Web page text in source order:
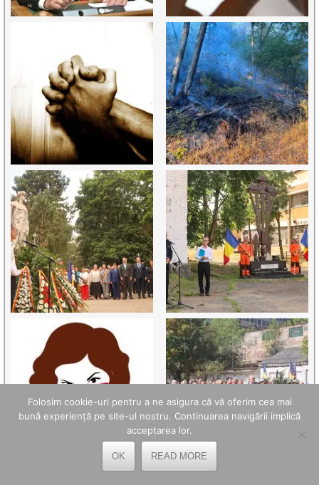
Folosim cookie-uri pentru a ne asigura că vă oferim cea mai
bună experiență pe site-ul nostru. Continuarea navigării implică
acceptarea lor.
OK READ MORE